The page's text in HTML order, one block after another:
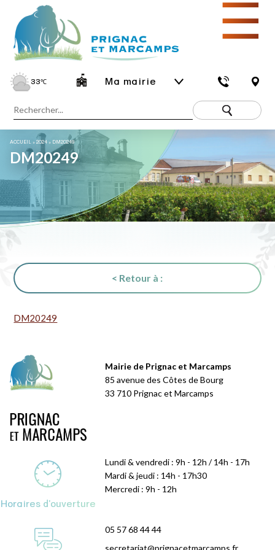
33℃ Ma mairie
☰
ACCUEIL »2024 » DM20249
DM20249
< Retour à :
DM20249
Mairie de Prignac et Marcamps
85 avenue des Côtes de Bourg
33 710 Prignac et Marcamps
Horaires d'ouverture
Lundi & vendredi : 9h - 12h / 14h - 17h
Mardi & jeudi : 14h - 17h30
Mercredi : 9h - 12h
05 57 68 44 44